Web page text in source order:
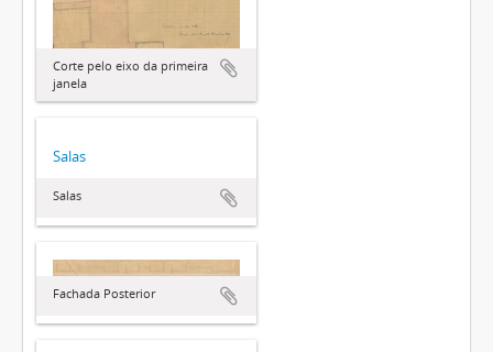
Corte pelo eixo da primeira
janela
Salas
Salas
Fachada Posterior